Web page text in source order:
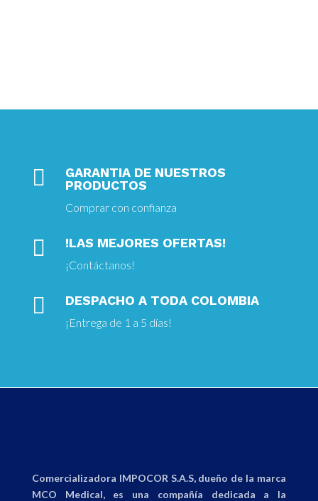

GARANTIA DE NUESTROS
PRODUCTOS
Comprar con confianza
 !LAS MEJORES OFERTAS!
¡Contáctanos!
 DESPACHO A TODA COLOMBIA
¡Entrega de 1 a 5 días!
Comercializadora IMPOCOR S.A.S, dueño de la marca
MCO Medical, es una compañía dedicada a la